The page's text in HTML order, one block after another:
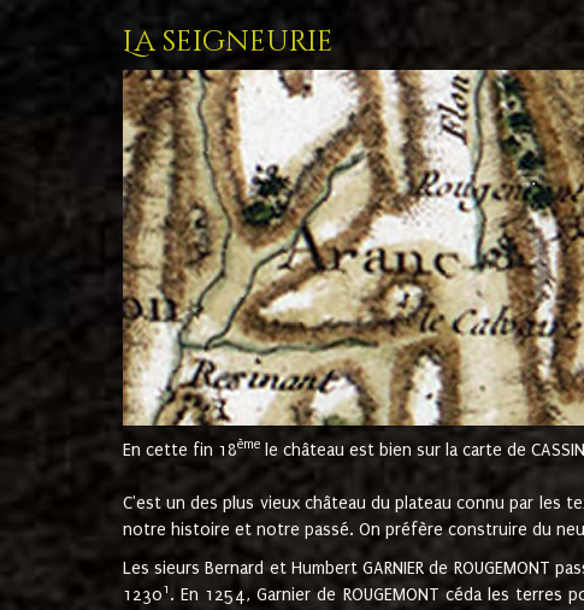
La seigneurie
En cette fin 18ème le château est bien sur la carte de
C'est un des plus vieux château du plateau connu par les
notre histoire et notre passé. On préfère construire du
Les sieurs Bernard et Humbert GARNIER de
12301 . En 1254, Garnier de ROUGEMONT céda les terres